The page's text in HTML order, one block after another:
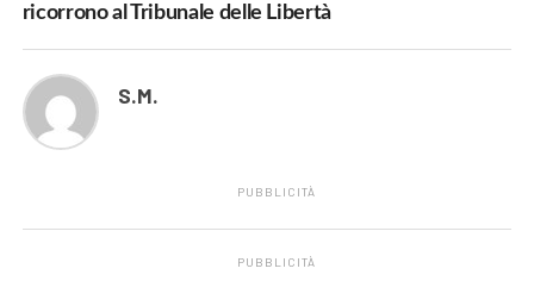
ricorrono al Tribunale delle Libertà
S.M.
PUBBLICITÀ
PUBBLICITÀ